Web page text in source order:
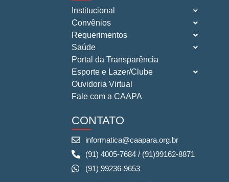
Institucional
Convênios
Requerimentos
Saúde
Portal da Transparência
Esporte e Lazer/Clube
Ouvidoria Virtual
Fale com a CAAPA
CONTATO
informatica@caapara.org.br
(91) 4005-7684 / (91)99162-8871
(91) 99236-9653